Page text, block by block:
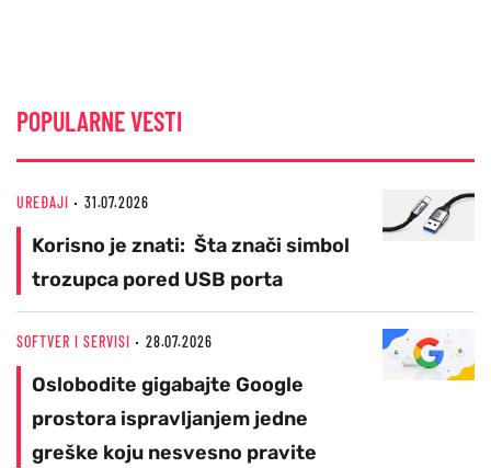
POPULARNE VESTI
UREĐAJI 31.07.2026
Korisno je znati: Šta znači simbol
trozupca pored USB porta
SOFTVER I SERVISI 28.07.2026
Oslobodite gigabajte Google
prostora ispravljanjem jedne
greške koju nesvesno pravite